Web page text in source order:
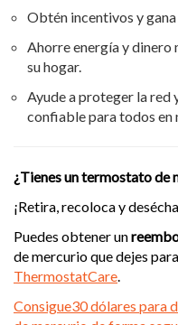
Obtén incentivos y
Ahorre energía y dinero
su hogar.
Ayude a proteger la red
confiable para todos en
¿Tienes un termostato de
¡Retira, recoloca y
Puedes obtener un
de mercurio que dejes
ThermostatCare.
Consigue30 dólares para